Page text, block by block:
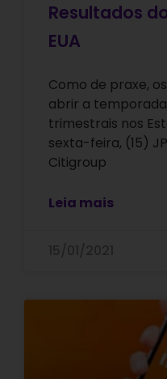
Resultados
EUA
Como de praxe,
abrir a
trimestrais nos
sexta-feira, (15)
Citigroup
Leia mais